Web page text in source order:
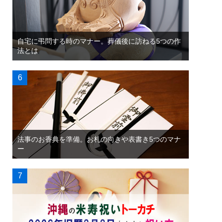
自宅に弔問する時のマナー。葬儀後に訪ねる5つの作
法とは
法事のお香典を準備。お札の向きや表書き5つのマナ
ー